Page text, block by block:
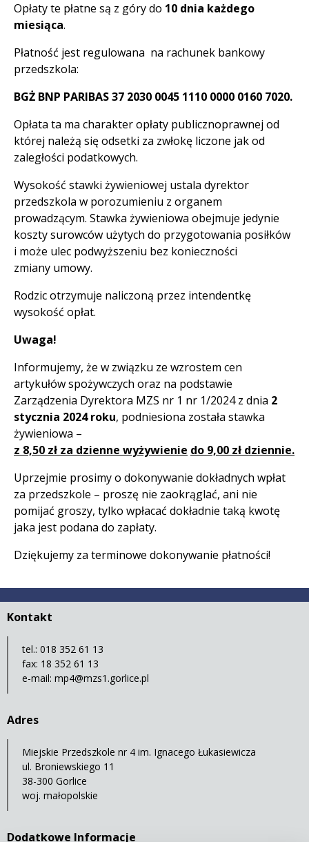
Opłaty te płatne są z góry do 10 dnia każdego
miesiąca.
Płatność jest regulowana na rachunek bankowy
przedszkola:
BGŻ BNP PARIBAS 37 2030 0045 1110 0000 0160 7020.
Opłata ta ma charakter opłaty publicznoprawnej od
której należą się odsetki za zwłokę liczone jak od
zaległości podatkowych.
Wysokość stawki żywieniowej ustala dyrektor
przedszkola w porozumieniu z organem
prowadzącym. Stawka żywieniowa obejmuje jedynie
koszty surowców użytych do przygotowania posiłków
i może ulec podwyższeniu bez konieczności
zmiany umowy.
Rodzic otrzymuje naliczoną przez intendentkę
wysokość opłat.
Uwaga!
Informujemy, że w związku ze wzrostem cen
artykułów spożywczych oraz na podstawie
Zarządzenia Dyrektora MZS nr 1 nr 1/2024 z dnia 2
stycznia 2024 roku, podniesiona została stawka
żywieniowa –
z 8,50 zł za dzienne wyżywienie do 9,00 zł dziennie.
Uprzejmie prosimy o dokonywanie dokładnych wpłat
za przedszkole – proszę nie zaokrąglać, ani nie
pomijać groszy, tylko wpłacać dokładnie taką kwotę
jaka jest podana do zapłaty.
Dziękujemy za terminowe dokonywanie płatności!
Kontakt
tel.: 018 352 61 13
fax: 18 352 61 13
e-mail: mp4@mzs1.gorlice.pl
Adres
Miejskie Przedszkole nr 4 im. Ignacego Łukasiewicza
ul. Broniewskiego 11
38-300 Gorlice
woj. małopolskie
Dodatkowe Informacje